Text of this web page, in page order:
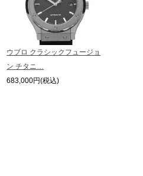
ウブロ クラシックフュージョ
ン チタニ…
683,000円(税込)